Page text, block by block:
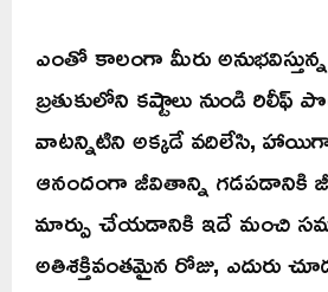
ఎంతో కాలంగా మీరు అనుభవిస్తున్న
బ్రతుకులోని కష్టాలు నుండి రిలీఫ్
వాటన్నిటిని అక్కడే వదిలేసి,
ఆనందంగా జీవితాన్ని గడపడానికి
మార్పు చేయడానికి ఇదే మంచి
అతిశక్తివంతమైన రోజు, ఎదురు